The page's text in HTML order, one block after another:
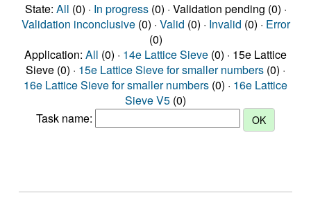
State: All (0) · In progress(0) · Validation pending (0) ·
Validation inconclusive(0) · Valid (0) · Invalid (0) · Error
(0)
Application: All (0) · 14e Lattice Sieve (0) · 15e Lattice
Sieve (0) · 15e Lattice Sieve for smaller numbers (0) ·
16e Lattice Sieve for smaller numbers (0) · 16e Lattice
Sieve V5 (0)
Task name: